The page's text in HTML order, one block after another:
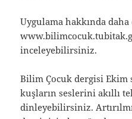
Uygulama hakkında
inceleyebilirsiniz.
Bilim Çocuk dergisi Ekim
kuşların seslerini akıllı
dinleyebilirsiniz.